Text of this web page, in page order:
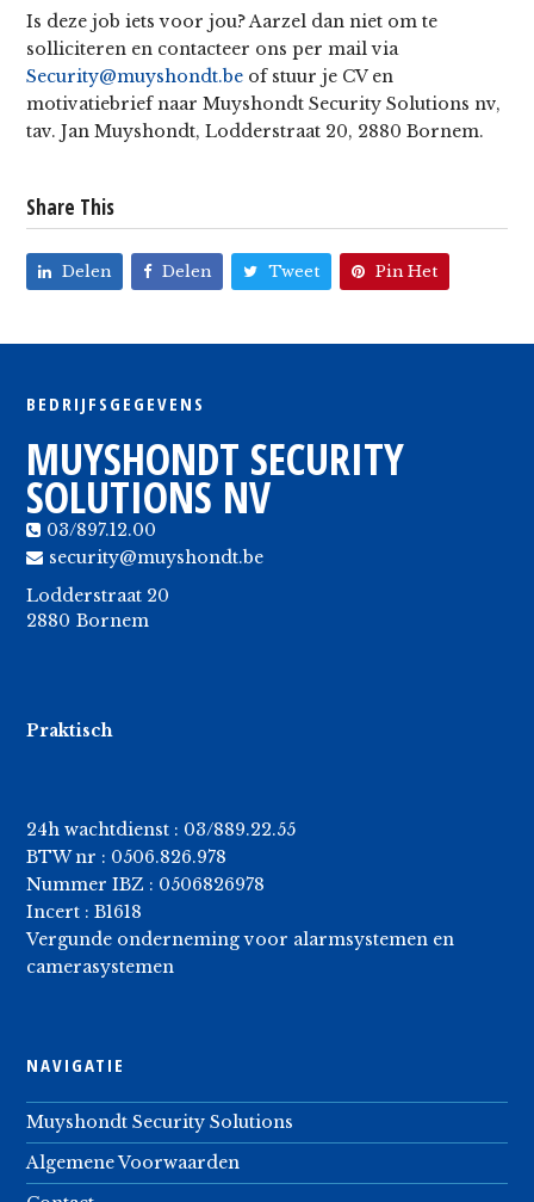
Is deze job iets voor jou? Aarzel dan niet om te
solliciteren en contacteer ons per mail via
Security@muyshondt.be of stuur je CV en
motivatiebrief naar Muyshondt Security Solutions nv,
tav. Jan Muyshondt, Lodderstraat 20, 2880 Bornem.
Share This
Delen Delen Tweet Pin Het
BEDRIJFSGEGEVENS
MUYSHONDT SECURITY
SOLUTIONS NV
03/897.12.00
security@muyshondt.be
Lodderstraat 20
2880 Bornem
Praktisch
24h wachtdienst : 03/889.22.55
BTW nr : 0506.826.978
Nummer IBZ : 0506826978
Incert : B1618
Vergunde onderneming voor alarmsystemen en
camerasystemen
NAVIGATIE
Muyshondt Security Solutions
Algemene Voorwaarden